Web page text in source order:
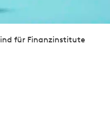
für Finanzinstitute